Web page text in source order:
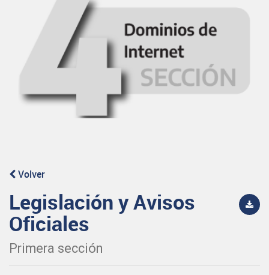
Volver
Legislación y Avisos
Oficiales
Primera sección